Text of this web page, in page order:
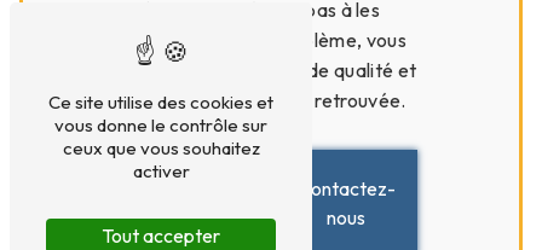
Alfortville. N'hésitez pas à les
contacter en cas de problème, vous
bénéficierez d'un service de qualité et
d'une tranquillité d'esprit retrouvée.
En
plus
Contactez-
nous
Ce site utilise des cookies et
vous donne le contrôle sur
ceux que vous souhaitez
activer
Tout accepter